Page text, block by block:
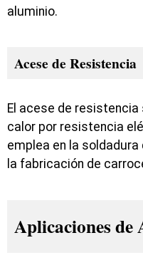
aluminio.
Acese de Resistencia
El acese de resistencia
calor por resistencia
emplea en la
la fabricación de
Aplicaciones de